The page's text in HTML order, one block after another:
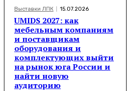
Выставки ЛПК 15.07.2026
UMIDS 2027: как
мебельным компаниям
и поставщикам
оборудования и
комплектующих выйти
на рынок юга России и
найти новую
аудиторию